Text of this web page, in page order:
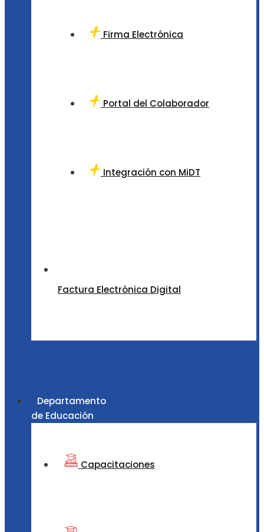
Firma Electrónica
Portal del Colaborador
Integración con MiDT
Factura Electrónica Digital
Departamento
de Educación
Capacitaciones